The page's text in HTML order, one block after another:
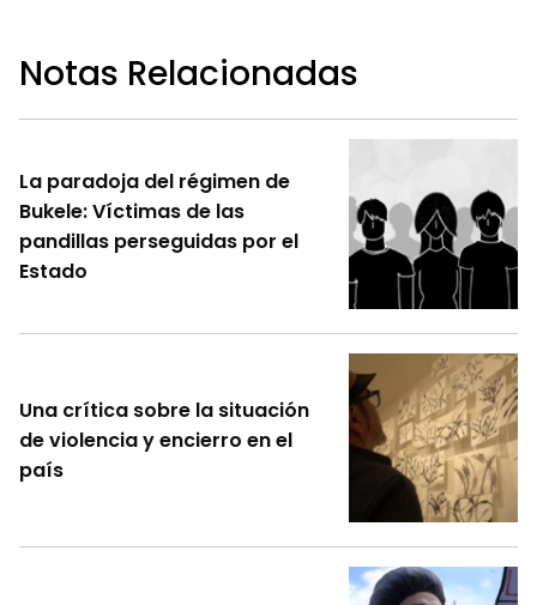
Notas Relacionadas
La paradoja del régimen de
Bukele: Víctimas de las
pandillas perseguidas por el
Estado
Una crítica sobre la situación
de violencia y encierro en el
país